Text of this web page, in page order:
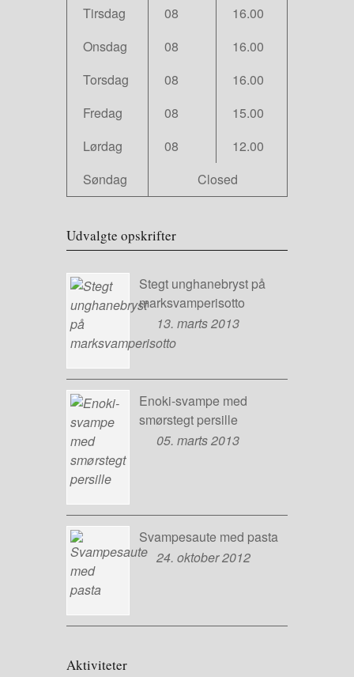
Tirsdag
08
16.00
Onsdag
08
16.00
Torsdag
08
16.00
Fredag
08
15.00
Lørdag
08
12.00
Søndag
Closed
Udvalgte opskrifter
Stegt unghanebryst på
marksvamperisotto
13. marts 2013
Enoki-svampe med
smørstegt persille
05. marts 2013
Svampesaute med pasta
24. oktober 2012
Aktiviteter